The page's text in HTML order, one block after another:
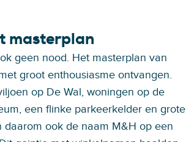
masterplan
geen nood. Het masterplan van
groot enthousiasme ontvangen.
op De Wal, woningen op de
een flinke parkeerkelder en grote
daarom ook de naam M&H op een